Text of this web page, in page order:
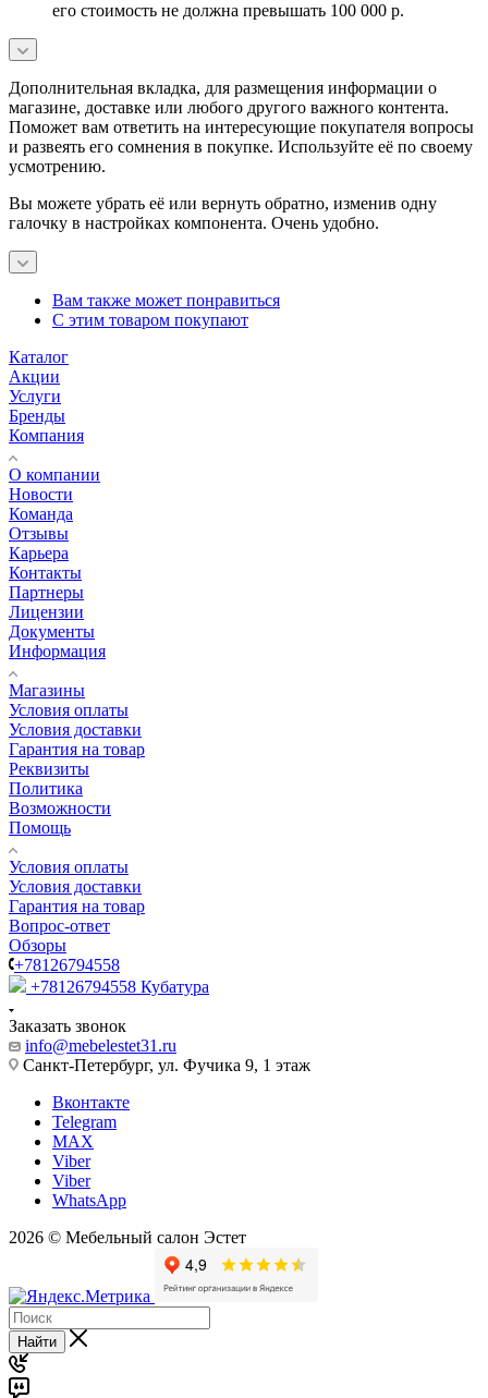
его стоимость не должна превышать 100 000 р.
Дополнительная вкладка, для размещения информации о
магазине, доставке или любого другого важного контента.
Поможет вам ответить на интересующие покупателя вопросы
и развеять его сомнения в покупке. Используйте её по своему
усмотрению.
Вы можете убрать её или вернуть обратно, изменив одну
галочку в настройках компонента. Очень удобно.
Вам также может понравиться
С этим товаром покупают
Каталог
Акции
Услуги
Бренды
Компания
О компании
Новости
Команда
Отзывы
Карьера
Контакты
Партнеры
Лицензии
Документы
Информация
Магазины
Условия оплаты
Условия доставки
Гарантия на товар
Реквизиты
Политика
Возможности
Помощь
Условия оплаты
Условия доставки
Гарантия на товар
Вопрос-ответ
Обзоры
+78126794558
+78126794558 Кубатура
Заказать звонок
info@mebelestet31.ru
Санкт-Петербург, ул. Фучика 9, 1 этаж
Вконтакте
Telegram
MAX
Viber
Viber
WhatsApp
2026 © Мебельный салон Эстет
Найти